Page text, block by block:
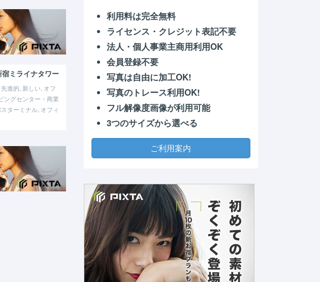
ミライナタワー
進的, 新しい, オフ
ングセンター・商業
ターミナル, オフィ
利用料は完全無料
ライセンス・クレジット表記不要
法人・個人事業主商用利用OK
会員登録不要
写真は自由に加工OK!
写真のトレース利用OK!
フル解像度画像が利用可能
3つのサイズから選べる
ご利用案内